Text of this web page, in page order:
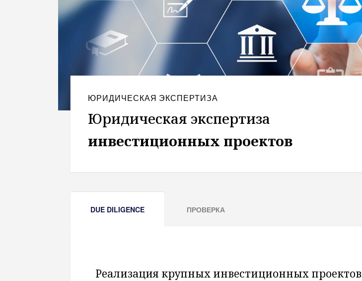
ЮРИДИЧЕСКАЯ ЭКСПЕРТИЗА
Юридическая экспертиза
инвестиционных проектов
DUE DILIGENCE ПРОВЕРКА
Реализация крупных инвестиционных проектов